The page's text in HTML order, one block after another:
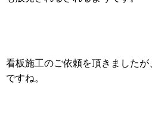
看板施工のご依頼を頂きました
ですね。